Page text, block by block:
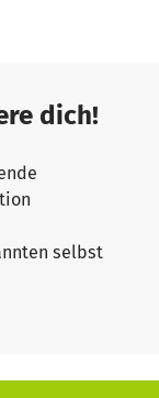
erforderlich.
dich!
selbst